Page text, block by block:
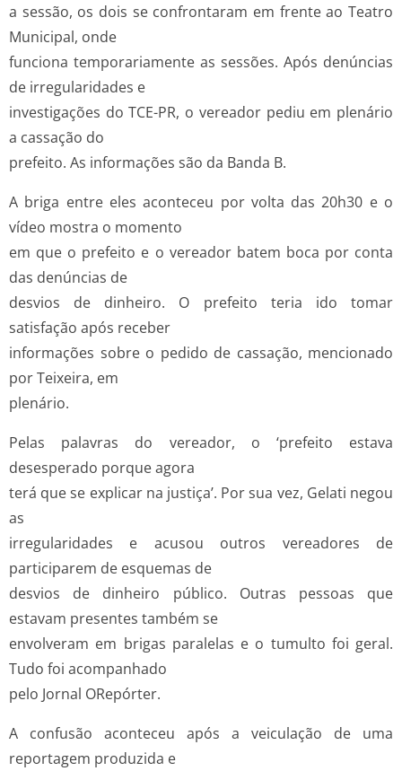
a sessão, os dois se confrontaram em frente ao Teatro
Municipal, onde
funciona temporariamente as sessões. Após denúncias
de irregularidades e
investigações do TCE-PR, o vereador pediu em plenário
a cassação do
prefeito. As informações são da Banda B.
A briga entre eles aconteceu por volta das 20h30 e o
vídeo mostra o momento
em que o prefeito e o vereador batem boca por conta
das denúncias de
desvios de dinheiro. O prefeito teria ido tomar
satisfação após receber
informações sobre o pedido de cassação, mencionado
por Teixeira, em
plenário.
Pelas palavras do vereador, o ‘prefeito estava
desesperado porque agora
terá que se explicar na justiça’. Por sua vez, Gelati negou
as
irregularidades e acusou outros vereadores de
participarem de esquemas de
desvios de dinheiro público. Outras pessoas que
estavam presentes também se
envolveram em brigas paralelas e o tumulto foi geral.
Tudo foi acompanhado
pelo Jornal ORepórter.
A confusão aconteceu após a veiculação de uma
reportagem produzida e